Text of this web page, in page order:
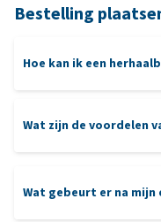
Bestelling
Hoe kan ik een
Wat zijn de voordelen
Wat gebeurt er na